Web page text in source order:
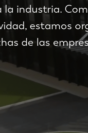
la industria.
estamos
de las